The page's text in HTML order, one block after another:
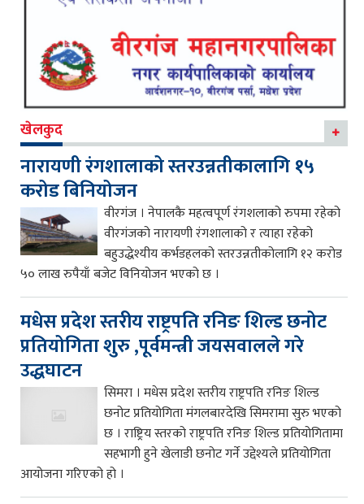
खेलकुद
नारायणी रंगशालाको स्तरउन्नतीकालागि १५
करोड बिनियोजन
वीरगंज । नेपालकै महत्वपूर्ण रंगशलाको रुपमा रहेको
वीरगंजको नारायणी रंगशालाको र त्याहा रहेको
बहुउद्धेश्यीय कर्भडहलको स्तरउन्नतीकोलागि १२ करोड
५० लाख रुपैयाँ बजेट विनियोजन भएको छ ।
मधेस प्रदेश स्तरीय राष्ट्रपति रनिङ शिल्ड छनोट
प्रतियोगिता शुरु ,पूर्वमन्त्री जयसवालले गरे
उद्धघाटन
सिमरा । मधेस प्रदेश स्तरीय राष्ट्रपति रनिङ शिल्ड
छनोट प्रतियोगिता मंगलबारदेखि सिमरामा सुरु भएको
छ । राष्ट्रिय स्तरको राष्ट्रपति रनिङ शिल्ड प्रतियोगितामा
सहभागी हुने खेलाडी छनोट गर्ने उद्देश्यले प्रतियोगिता
आयोजना गरिएको हो ।